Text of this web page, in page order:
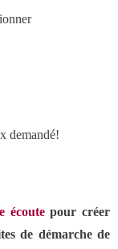
demandé!
écoutepour créer
de démarche de